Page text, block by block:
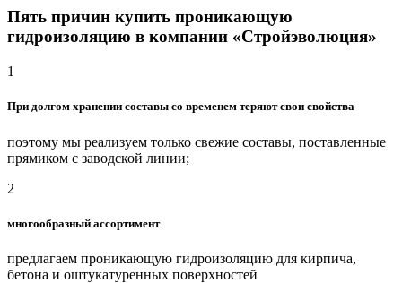
Пять причин купить проникающую
гидроизоляцию в компании «Стройэволюция»
1
При долгом хранении составы со временем теряют свои свойства
поэтому мы реализуем только свежие составы, поставленные
прямиком с заводской линии;
2
многообразный ассортимент
предлагаем проникающую гидроизоляцию для кирпича,
бетона и оштукатуренных поверхностей